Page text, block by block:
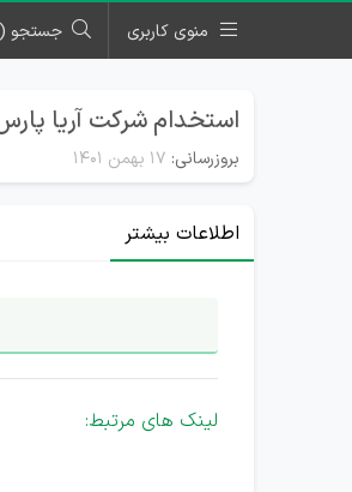
منوی کاربری جستجو
استخدام شرکت آریا
بروزرسانی: ۱۷ بهمن ۱۴۰۱
اطلاعات بیشتر
لینک های مرتبط: